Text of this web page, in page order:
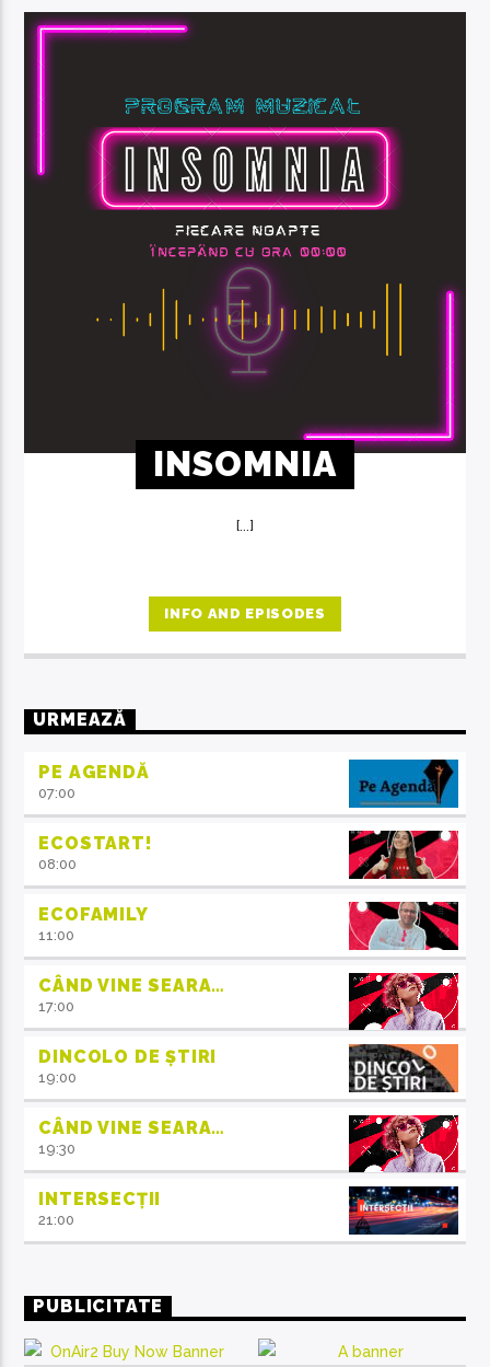
INSOMNIA
[...]
INFO AND EPISODES
URMEAZĂ
PE AGENDĂ
07:00
ECOSTART!
08:00
ECOFAMILY
11:00
CÂND VINE SEARA…
17:00
DINCOLO DE ȘTIRI
19:00
CÂND VINE SEARA…
19:30
INTERSECȚII
21:00
PUBLICITATE